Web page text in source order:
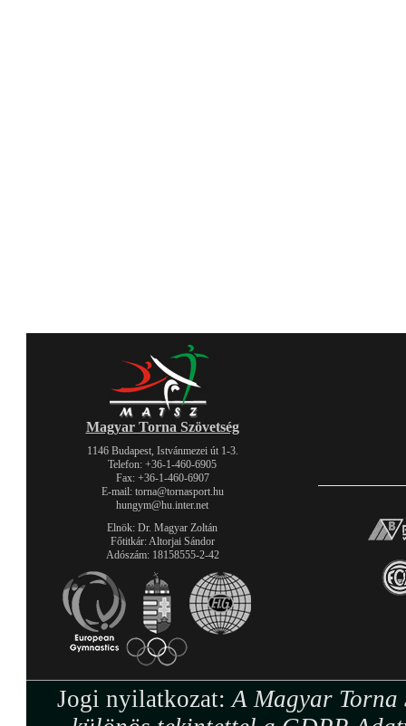
Magyar Torna Szövetség
1146 Budapest, Istvánmezei út 1-3.
Telefon: +36-1-460-6905
Fax: +36-1-460-6907
E-mail: torna@tornasport.hu
hungym@hu.inter.net
Elnök: Dr. Magyar Zoltán
Főtitkár: Altorjai Sándor
Adószám: 18158555-2-42
Jogi nyilatkozat:A Magyar Torna